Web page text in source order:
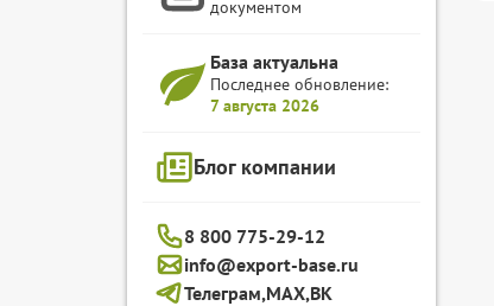
документом
База актуальна
Последнее обновление:
7 августа 2026
Блог компании
8 800 775-29-12
info@export-base.ru
Телеграм,MAX,ВК